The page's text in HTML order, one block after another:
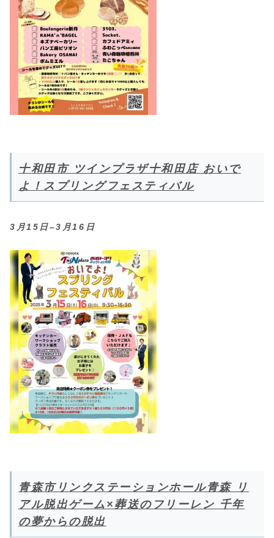
十和田市 ツインプラザ十和田店 おいで
よ！スプリングフェスティバル
3月15日–3月16日
青森市リンクステーションホール青森 リ
アル脱出ゲーム×葬送のフリーレン 千年
の夢からの脱出